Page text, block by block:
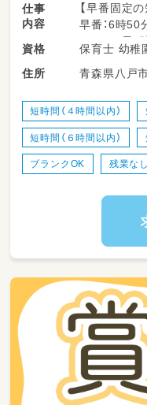
仕事
内容
【早番固定
早番：6時
1日3時
扶養内な
彡
曜日：月～土
お気軽に
＊休憩時間
ける環境作
組んでいき
資格
住所
青森県八戸
短時間（４時間以内）
短時間（６時間以内）
ブランクOK 残業なし